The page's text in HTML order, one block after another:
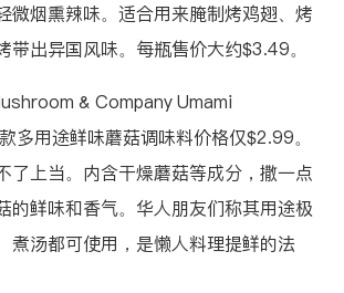
微烟熏辣味。适合用来腌制烤鸡翅、烤
带出异国风味。每瓶售价大约$3.49。
& Company Umami
款多用途鲜味蘑菇调味料价格仅$2.99。
了上当。内含干燥蘑菇等成分，撒一点
的鲜味和香气。华人朋友们称其用途极
煮汤都可使用，是懒人料理提鲜的法